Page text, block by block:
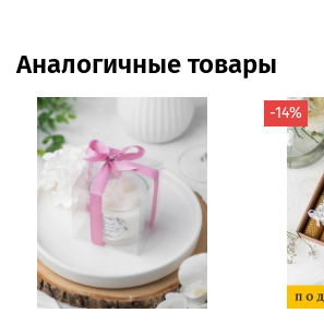
Аналогичные товары
-14%